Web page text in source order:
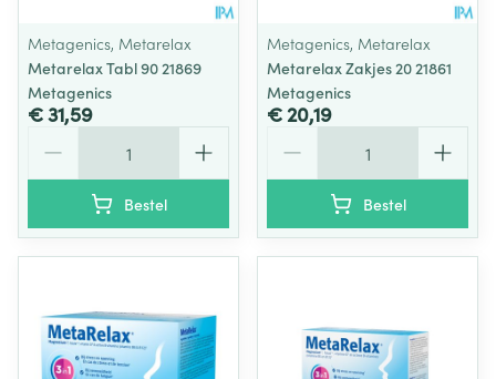
Metagenics, Metarelax
Metarelax Tabl 90 21869
Metagenics
€ 31,59
Bestel
Metagenics, Metarelax
Metarelax Zakjes 20 21861
Metagenics
€ 20,19
Bestel